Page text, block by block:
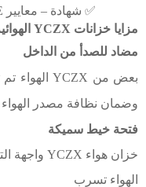
✅ شهادة – معايير CE و ASME و DOHS و UKCA و CRN
مزايا خزانات YCZX الهوائية:
مضاد للصدأ من الداخل
بعض من YCZX الهواء تم
وضمان نظافة مصدر الهواء
فتحة خيط سميكة
خزان هواء YCZX
واجهة
الهواء تسرب